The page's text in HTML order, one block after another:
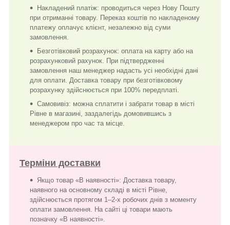
Накладений платіж: проводиться через Нову Пошту
при отриманні товару. Переказ коштів по накладеному
платежу оплачує клієнт, незалежно від суми
замовлення.
Безготівковий розрахунок: оплата на карту або на
розрахунковий рахунок. При підтвердженні
замовлення наш менеджер надасть усі необхідні дані
для оплати. Доставка товару при безготівковому
розрахунку здійснюється при 100% передплаті.
Самовивіз: можна сплатити і забрати товар в місті
Рівне в магазині, заздалегідь домовившись з
менеджером про час та місце.
Терміни доставки
Якщо товар «В наявності»: Доставка товару,
наявного на основному складі в місті Рівне,
здійснюється протягом 1–2-х робочих днів з моменту
оплати замовлення. На сайті ці товари мають
позначку «В наявності».